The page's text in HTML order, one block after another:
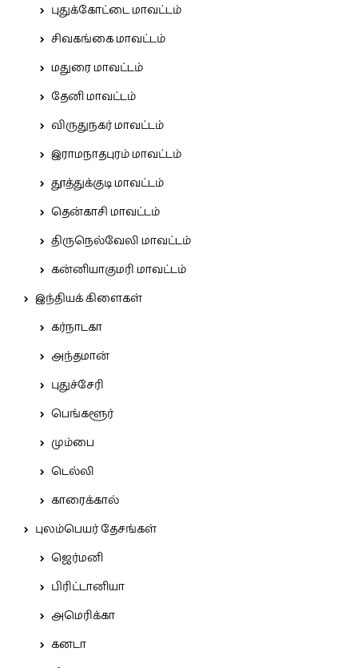
புதுக்கோட்டை மாவட்டம்
சிவகங்கை மாவட்டம்
மதுரை மாவட்டம்
தேனி மாவட்டம்
விருதுநகர் மாவட்டம்
இராமநாதபுரம் மாவட்டம்
தூத்துக்குடி மாவட்டம்
தென்காசி மாவட்டம்
திருநெல்வேலி மாவட்டம்
கன்னியாகுமரி மாவட்டம்
இந்தியக் கிளைகள்
கர்நாடகா
அந்தமான்
புதுச்சேரி
பெங்களூர்
மும்பை
டெல்லி
காரைக்கால்
புலம்பெயர் தேசங்கள்
ஜெர்மனி
பிரிட்டானியா
அமெரிக்கா
கனடா